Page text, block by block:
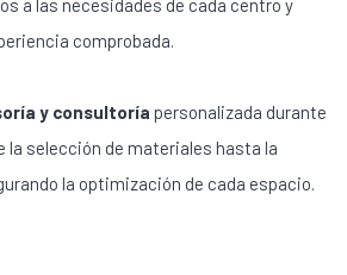
a las necesidades de cada centro y
comprobada.
y consultoría personalizada durante
la selección de materiales hasta la
la optimización de cada espacio.